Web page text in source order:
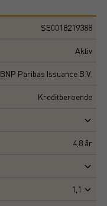
SE0018219388
Aktiv
BNP Paribas Issuance B.V.
Kreditberoende
4,8 år
1,1